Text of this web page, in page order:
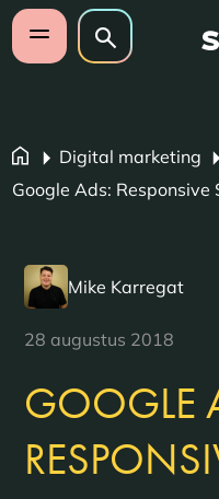
Navigatie overslaan
Open mobiel menu
Zoeken op
Zoeken
Digital marketing
Google Ads: Responsive
Mike Karregat
28 augustus 2018
GOOGLE